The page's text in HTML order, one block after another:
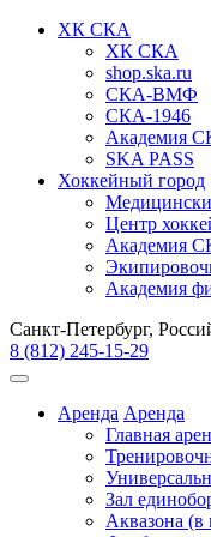
ХК СКА
ХК СКА
shop.ska.ru
СКА-ВМФ
СКА-1946
Академия
SKA PASS
Хоккейный город
Центр
Академия
Академия
Санкт-Петербург,
8 (812) 245-15-29
Аренда Аренда
Главная
Зал
Аквазона (в